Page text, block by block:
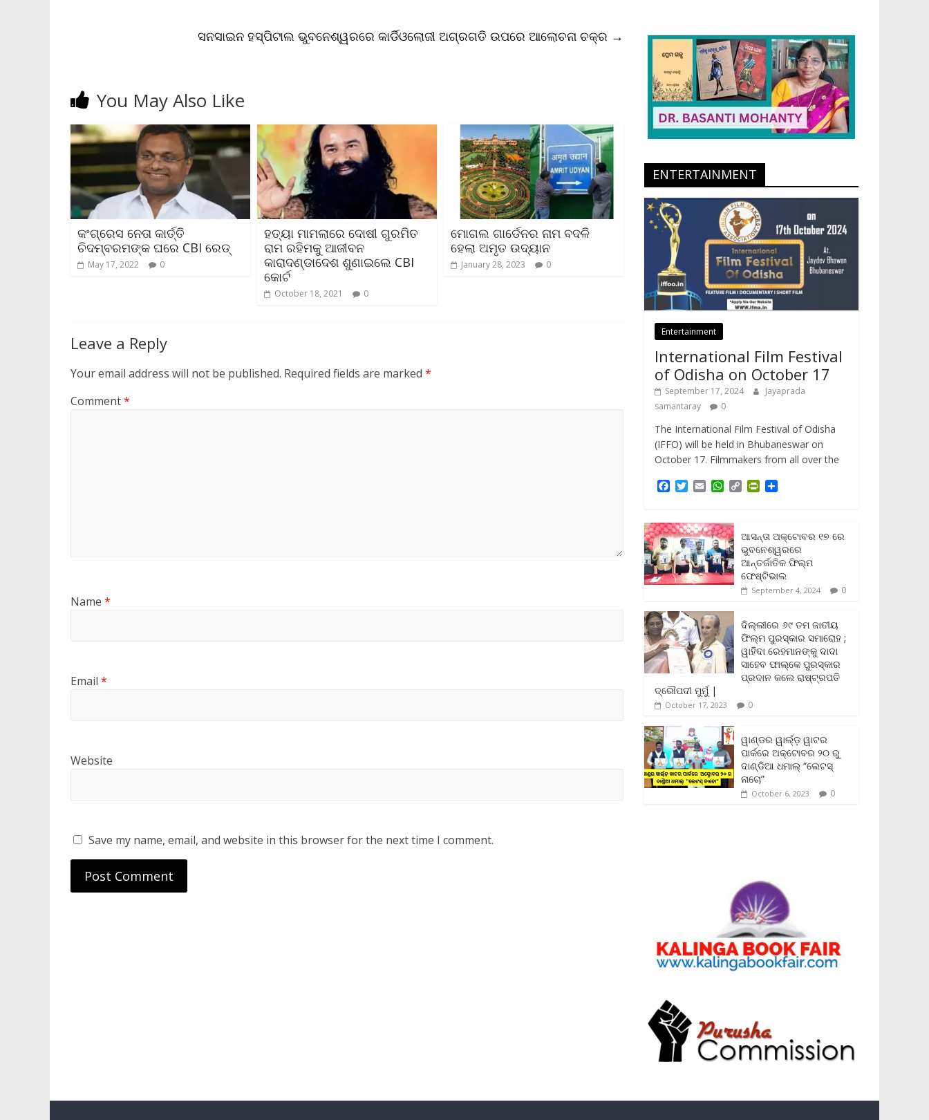
ସନସାଇନ ହସ୍ପିଟାଲ ଭୁବନେଶ୍ୱରରେ କାର୍ଡିଓଲୋଜୀ ଅଗ୍ରଗତି ଉପରେ ଆଲୋଚନା ଚକ୍ର →
You May Also Like
କଂଗ୍ରେସ ନେତା କାର୍ତ୍ତି
ଚିଦମ୍ବରମଙ୍କ ଘରେ CBI ରେଡ୍
May 17, 2022 0
ହତ୍ୟା ମାମଲାରେ ଦୋଷୀ ଗୁରମିତ
ରାମ ରହିମକୁ ଆଜୀବନ
କାରାଦଣ୍ଡାଦେଶ ଶୁଣାଇଲେ CBI
କୋର୍ଟ
October 18, 2021 0
ମୋଗଲ ଗାର୍ଡେନର ନାମ ବଦଳି
ହେଲା ଅମୃତ ଉଦ୍ୟାନ
January 28, 2023 0
Leave a Reply
Your email address will not be published. Required fields are marked *
Comment*
Name *
Email *
Website
Save my name, email, and website in this browser for the next time I comment.
ENTERTAINMENT
Entertainment
International Film Festival
of Odisha on October 17
September 17, 2024
Jayaprada
samantaray
0
The International Film Festival of Odisha
(IFFO) will be held in Bhubaneswar on
October 17. Filmmakers from all over the
e
b
o
o
k
T
t
t
e
r
E
i
l
W
t
s
A
p
p
C
L
i
n
k
P
t
F
r
i
e
n
l
y
e
ଆସନ୍ତା ଅକ୍ଟୋବର ୧୭ ରେ
ଭୁବନେଶ୍ୱରରେ
ଆନ୍ତର୍ଜାତିକ ଫିଲ୍ମ
ଫେଷ୍ଟିଭାଲ
September 4, 2024 0
ଦିଲ୍ଲୀରେ ୬୯ ତମ ଜାତୀୟ
ଫିଲ୍ମ ପୁରସ୍କାର ସମାରୋହ ;
ୱାହିଦା ରେହମାନଙ୍କୁ ଦାଦା
ସାହେବ ଫାଲ୍‌କେ ପୁରସ୍କାର
ପ୍ରଦାନ କଲେ ରାଷ୍ଟ୍ରପତି
ଦ୍ରୌପଦୀ ମୁର୍ମୁ |
October 17, 2023 0
ୱାଣ୍ଡର ୱାର୍ଲ୍‌ଡ଼ ୱାଟର
ପାର୍କରେ ଅକ୍ଟୋବର ୨୦ ରୁ
ଦାଣ୍ଡିଆ ଧମାଲ୍ “ଲେଟସ୍
ନାଚୋ”
October 6, 2023 0